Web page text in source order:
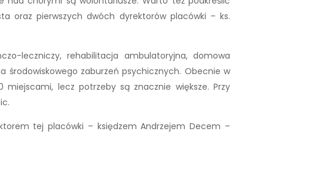
oraz pierwszych dwóch dyrektorów placówki – ks.
leczniczy, rehabilitacja ambulatoryjna, domowa
środowiskowego zaburzeń psychicznych. Obecnie w
lecz potrzeby są znacznie większe. Przy
tej placówki – księdzem Andrzejem Decem –